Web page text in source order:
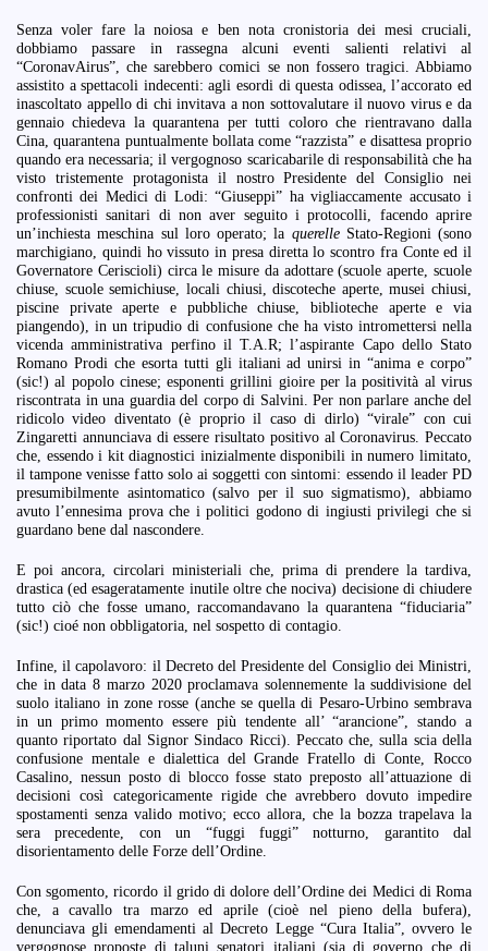
Senza voler fare la noiosa e ben nota cronistoria dei mesi cruciali,
dobbiamo passare in rassegna alcuni eventi salienti relativi al
“CoronavAirus”, che sarebbero comici se non fossero tragici. Abbiamo
assistito a spettacoli indecenti: agli esordi di questa odissea, l’accorato ed
inascoltato appello di chi invitava a non sottovalutare il nuovo virus e da
gennaio chiedeva la quarantena per tutti coloro che rientravano dalla
Cina, quarantena puntualmente bollata come “razzista” e disattesa proprio
quando era necessaria; il vergognoso scaricabarile di responsabilità che ha
visto tristemente protagonista il nostro Presidente del Consiglio nei
confronti dei Medici di Lodi: “Giuseppi” ha vigliaccamente accusato i
professionisti sanitari di non aver seguito i protocolli, facendo aprire
un’inchiesta meschina sul loro operato; la querelleStato-Regioni (sono
marchigiano, quindi ho vissuto in presa diretta lo scontro fra Conte ed il
Governatore Ceriscioli) circa le misure da adottare (scuole aperte, scuole
chiuse, scuole semichiuse, locali chiusi, discoteche aperte, musei chiusi,
piscine private aperte e pubbliche chiuse, biblioteche aperte e via
piangendo), in un tripudio di confusione che ha visto intromettersi nella
vicenda amministrativa perfino il T.A.R; l’aspirante Capo dello Stato
Romano Prodi che esorta tutti gli italiani ad unirsi in “anima e corpo”
(sic!) al popolo cinese; esponenti grillini gioire per la positività al virus
riscontrata in una guardia del corpo di Salvini. Per non parlare anche del
ridicolo video diventato (è proprio il caso di dirlo) “virale” con cui
Zingaretti annunciava di essere risultato positivo al Coronavirus. Peccato
che, essendo i kit diagnostici inizialmente disponibili in numero limitato,
il tampone venisse fatto solo ai soggetti con sintomi: essendo il leader PD
presumibilmente asintomatico (salvo per il suo sigmatismo), abbiamo
avuto l’ennesima prova che i politici godono di ingiusti privilegi che si
guardano bene dal nascondere.
E poi ancora, circolari ministeriali che, prima di prendere la tardiva,
drastica (ed esageratamente inutile oltre che nociva) decisione di chiudere
tutto ciò che fosse umano, raccomandavano la quarantena “fiduciaria”
(sic!) cioé non obbligatoria, nel sospetto di contagio.
Infine, il capolavoro: il Decreto del Presidente del Consiglio dei Ministri,
che in data 8 marzo 2020 proclamava solennemente la suddivisione del
suolo italiano in zone rosse (anche se quella di Pesaro-Urbino sembrava
in un primo momento essere più tendente all’ “arancione”, stando a
quanto riportato dal Signor Sindaco Ricci). Peccato che, sulla scia della
confusione mentale e dialettica del Grande Fratello di Conte, Rocco
Casalino, nessun posto di blocco fosse stato preposto all’attuazione di
decisioni così categoricamente rigide che avrebbero dovuto impedire
spostamenti senza valido motivo; ecco allora, che la bozza trapelava la
sera precedente, con un “fuggi fuggi” notturno, garantito dal
disorientamento delle Forze dell’Ordine.
Con sgomento, ricordo il grido di dolore dell’Ordine dei Medici di Roma
che, a cavallo tra marzo ed aprile (cioè nel pieno della bufera),
denunciava gli emendamenti al Decreto Legge “Cura Italia”, ovvero le
vergognose proposte di taluni senatori italiani (sia di governo che di